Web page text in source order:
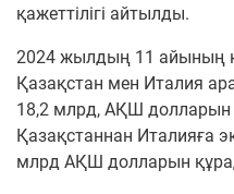
қажеттілігі айтылды.
2024 жылдың 11 айының
Қазақстан мен Италия
18,2 млрд, АҚШ
Қазақстаннан Италияға
млрд АҚШ долларын